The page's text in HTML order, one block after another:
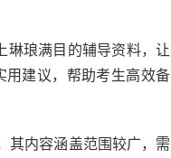
琳琅满目的辅导资料，让
用建议，帮助考生高效备
其内容涵盖范围较广，需